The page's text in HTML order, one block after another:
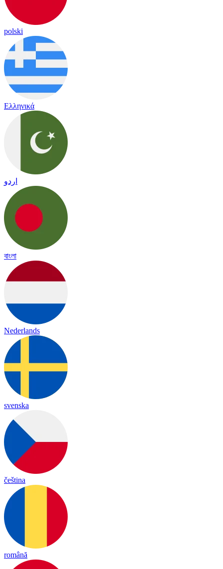
polski
Ελληνικά
اردو
বাংলা
Nederlands
svenska
čeština
română